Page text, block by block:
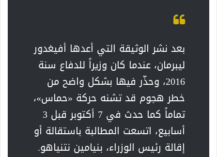
بعد نشر الوثيقة التي أعدها أفيغدور
ليبرمان، عندما كان وزيراً للدفاع سنة
2016، وحذّر فيها بشكل واضح من
خطر هجوم قد تشنه حركة «حماس»،
تماماً كما حدث في 7 أكتوبر قبل 3
أسابيع، اتسعت المطالبة باستقالة أو
إقالة رئيس الوزراء، بنيامين نتنياهو.